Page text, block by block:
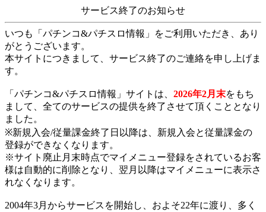
サービス終了のお知らせ
いつも「パチンコ&パチスロ情報」をご利用いただき、あり
がとうございます。
本サイトにつきまして、サービス終了のご連絡を申し上げま
す。
「パチンコ&パチスロ情報」サイトは、 2026年2月末をもち
まして、全てのサービスの提供を終了させて頂くこととなり
ました。
※新規入会/従量課金終了日以降は、新規入会と従量課金の
登録ができなくなります。
※サイト廃止月末時点でマイメニュー登録をされているお客
様は自動的に削除となり、翌月以降はマイメニューに表示さ
れなくなります。
2004年3月からサービスを開始し、およそ22年に渡り、多く